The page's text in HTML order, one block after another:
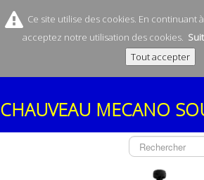
Ce site utilise des cookies. En continuant
acceptez notre utilisation des cookies.
Tout accepter
CHAUVEAU MECANO